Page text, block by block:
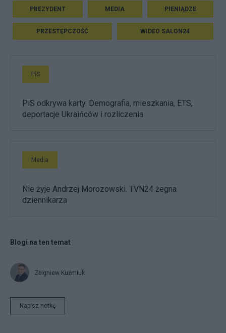
PREZYDENT MEDIA PIENIĄDZE
PRZESTĘPCZOŚĆ WIDEO SALON24
PiS
PiS odkrywa karty. Demografia, mieszkania, ETS,
deportacje Ukraińców i rozliczenia
Media
Nie żyje Andrzej Morozowski. TVN24 żegna
dziennikarza
Blogi na ten temat
Zbigniew Kuźmiuk
Napisz notkę